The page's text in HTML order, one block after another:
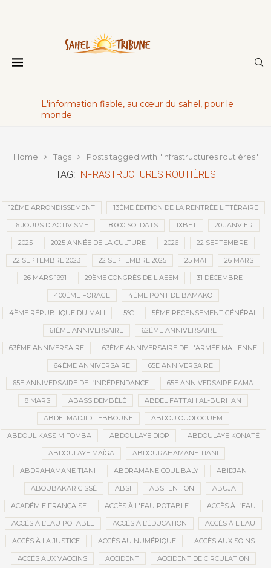
L'information fiable, au cœur du sahel, pour le
monde
Home Tags Posts tagged with "infrastructures routières"
TAG: INFRASTRUCTURES ROUTIÈRES
12ÈME ARRONDISSEMENT 13ÈME ÉDITION DE LA RENTRÉE LITTÉRAIRE
16 JOURS D'ACTIVISME 18 000 SOLDATS 1XBET 20 JANVIER
2025 2025 ANNÉE DE LA CULTURE 2026 22 SEPTEMBRE
22 SEPTEMBRE 2023 22 SEPTEMBRE 2025 25 MAI 26 MARS
26 MARS 1991 29ÈME CONGRÈS DE L'AEEM 31 DÉCEMBRE
400ÈME FORAGE 4ÈME PONT DE BAMAKO
4ÈME RÉPUBLIQUE DU MALI 5°C 5ÈME RECENSEMENT GÉNÉRAL
61ÈME ANNIVERSAIRE 62ÈME ANNIVERSAIRE
63ÈME ANNIVERSAIRE 63ÈME ANNIVERSAIRE DE L'ARMÉE MALIENNE
64ÈME ANNIVERSAIRE 65E ANNIVERSAIRE
65E ANNIVERSAIRE DE L’INDÉPENDANCE 65E ANNIVERSAIRE FAMA
8 MARS ABASS DEMBÉLÉ ABDEL FATTAH AL-BURHAN
ABDELMADJID TEBBOUNE ABDOU OUOLOGUEM
ABDOUL KASSIM FOMBA ABDOULAYE DIOP ABDOULAYE KONATÉ
ABDOULAYE MAÏGA ABDOURAHAMANE TIANI
ABDRAHAMANE TIANI ABDRAMANE COULIBALY ABIDJAN
ABOUBAKAR CISSÉ ABSI ABSTENTION ABUJA
ACADÉMIE FRANÇAISE ACCÈS À L'EAU POTABLE ACCÈS À L’EAU
ACCÈS À L’EAU POTABLE ACCÈS À L’ÉDUCATION ACCÈS À L'EAU
ACCÈS À LA JUSTICE ACCÈS AU NUMÉRIQUE ACCÈS AUX SOINS
ACCÈS AUX VACCINS ACCIDENT ACCIDENT DE CIRCULATION